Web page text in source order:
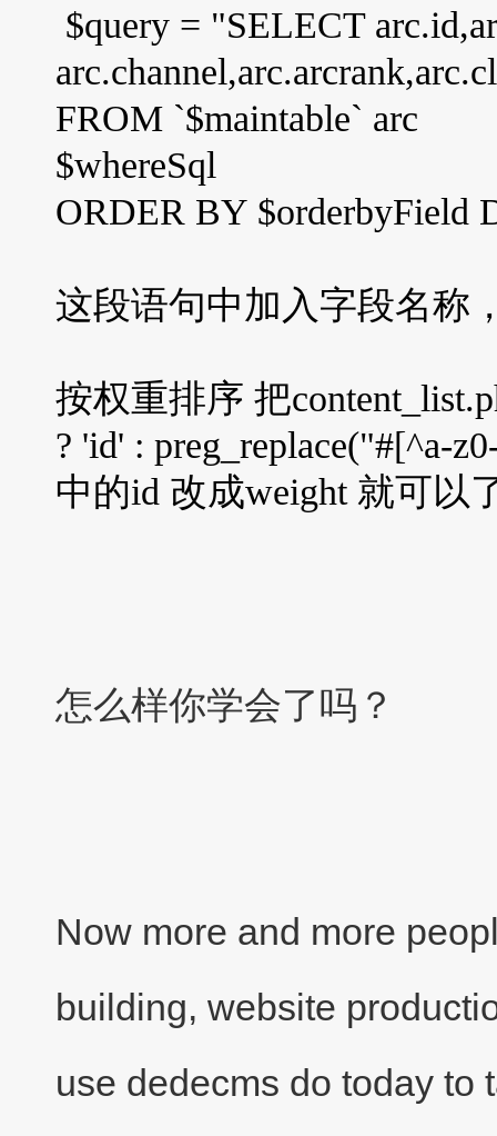
$query = "SELECT
FROM `$maintable` arc
$whereSql
ORDER BY $orderbyField
这段语句中加入字段名称
按权重排序 把
? 'id' : preg_replace("#[^a-
中的id 改成weight 就可以
怎么样你学会了吗？
Now more and more
building, website
use dedecms do today to